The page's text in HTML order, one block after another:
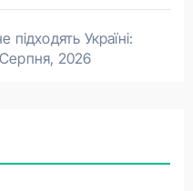
Україні:
2026